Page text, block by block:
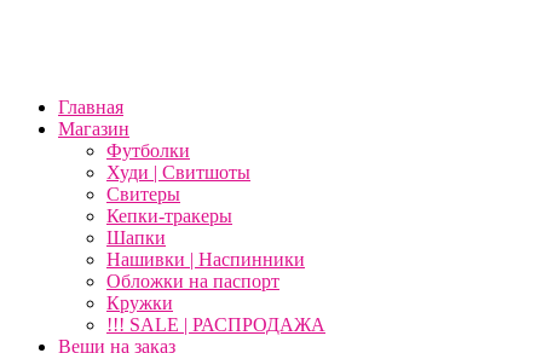
Главная
Магазин
Футболки
Худи | Свитшоты
Свитеры
Кепки-тракеры
Шапки
Нашивки | Наспинники
Обложки на паспорт
Кружки
!!! SALE | РАСПРОДАЖА
Вещи на заказ